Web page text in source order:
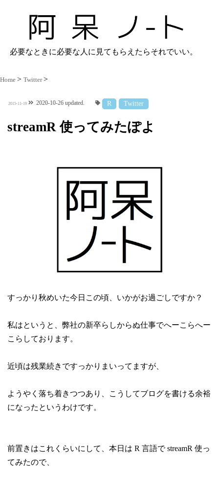
必要なときに必要な人に見てもらえたらそれでいい。
Home Twitter
2015-11-19 2020-10-26 updated. R Twitter
streamR 使ってみたぽよ
すっかり秋めいた今日この頃、いかがお過ごしですか？
私はというと、弊社の新卒らしからぬ仕事でへーこらへー
こらしております。
近頃は残業続きですっかりまいってますが、
ようやく落ち着きつつあり、こうしてブログを書ける余裕
になったというわけです。
前置きはこれくらいにして、本日は R 言語で streamR 使っ
てみたので、